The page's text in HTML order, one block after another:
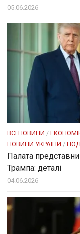
05.06.2026
ВСІ НОВИНИ /
НОВИНИ УКРАЇНИ /
Палата
Трампа: деталі
04.06.2026